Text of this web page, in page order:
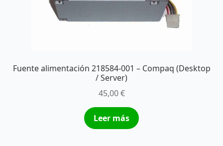
Fuente alimentación 218584-001 – Compaq (Desktop
/ Server)
45,00€
Leer más